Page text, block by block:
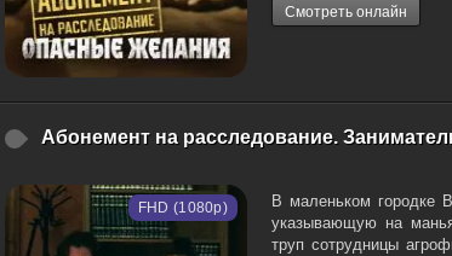
Смотреть онлайн
Абонемент на расследование.
FHD (1080p)
В маленьком городке
указывающую на
труп сотрудницы